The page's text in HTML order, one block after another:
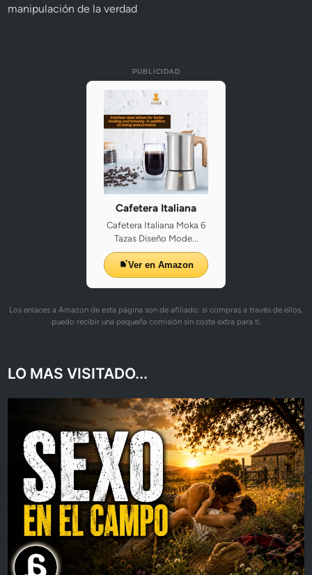
manipulación de la verdad
PUBLICIDAD
Cafetera Italiana
Cafetera Italiana Moka 6
Tazas Diseño Mode...
Ver en Amazon
Los enlaces a Amazon de esta página son de afiliado: si compras a través de ellos,
puedo recibir una pequeña comisión sin coste extra para ti.
LO MAS VISITADO...